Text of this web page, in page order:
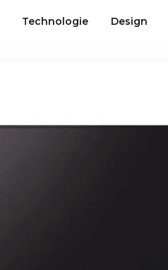
Technologie Design